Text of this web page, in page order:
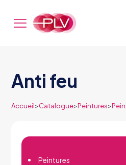
Anti feu
Accueil>Catalogue>Peintures>
Peintures